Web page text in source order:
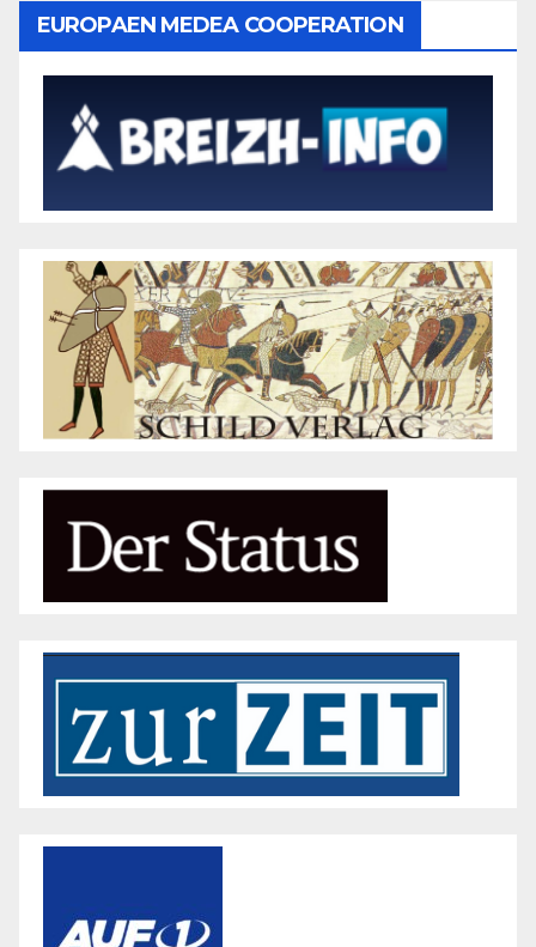
EUROPAEN MEDEA COOPERATION